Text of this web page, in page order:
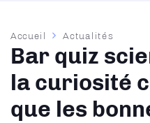
Fil
d'Ariane
Accueil Actualités
Bar quiz
la curiosité
que les